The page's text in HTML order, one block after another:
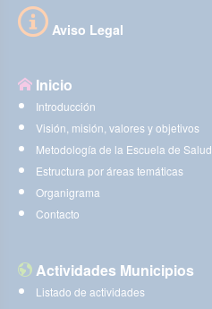
Aviso Legal
Inicio
Introducción
Visión, misión, valores y objetivos
Metodología de la Escuela de Salud
Estructura por áreas temáticas
Organigrama
Contacto
Actividades Municipios
Listado de actividades